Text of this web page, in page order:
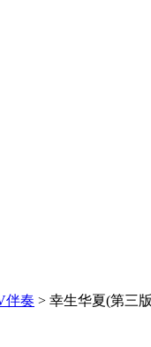
伴奏 > 幸生华夏(第三